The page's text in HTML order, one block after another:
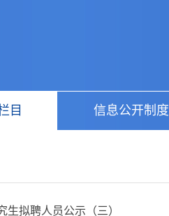
目 信息公开制度
生拟聘人员公示（三）